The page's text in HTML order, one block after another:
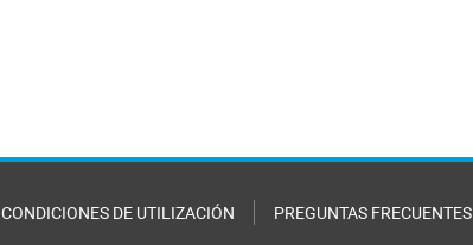
CONDICIONES DE UTILIZACIÓN PREGUNTAS FRECUENTES